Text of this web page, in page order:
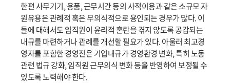
한편 사무기기, 용품, 근무시간 등의 사적이용과 같은 소규모 자
원유용은 관례적 혹은 무의식적으로 용인되는 경우가 많다. 이
들에 대해서도 임직원이 윤리적 혼란을 겪지 않도록 공감되는
내규를 마련하거나 관례를 개선할 필요가 있다. 아울러 최고경
영자를 포함한 경영진은 기업내규가 경영환경 변화, 특히 노동
관련 법규 강화, 임직원 근무의식 변화 등을 반영하여 보정될 수
있도록 노력해야 한다.